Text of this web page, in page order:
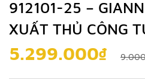
912101-25 –
XUẤT THỦ CÔNG
5.299.000₫